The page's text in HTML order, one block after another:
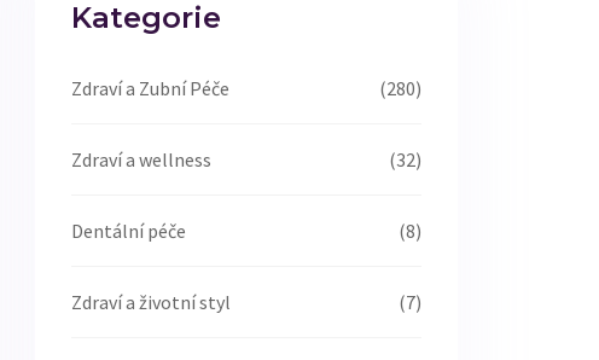
Kategorie
Zdraví a Zubní Péče (280)
Zdraví a wellness (32)
Dentální péče (8)
Zdraví a životní styl (7)